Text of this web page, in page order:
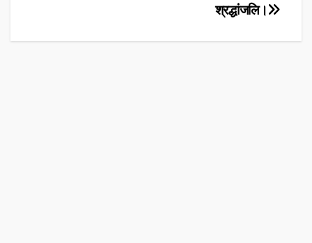
श्रद्धांजलि।